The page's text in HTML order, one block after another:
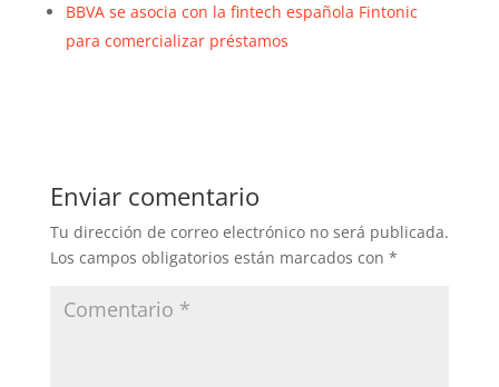
BBVA se asocia con la fintech española Fintonic
para comercializar préstamos
Enviar comentario
Tu dirección de correo electrónico no será publicada.
Los campos obligatorios están marcados con *